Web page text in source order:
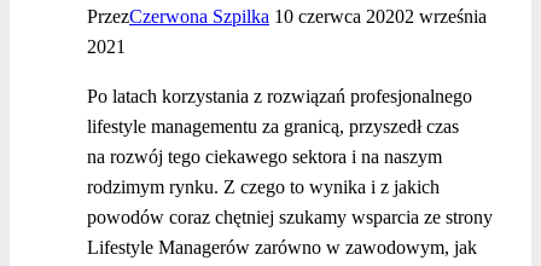
PrzezCzerwona Szpilka 10 czerwca 20202 września
2021
Po latach korzystania z rozwiązań profesjonalnego
lifestyle managementu za granicą, przyszedł czas
na rozwój tego ciekawego sektora i na naszym
rodzimym rynku. Z czego to wynika i z jakich
powodów coraz chętniej szukamy wsparcia ze strony
Lifestyle Managerów zarówno w zawodowym, jak